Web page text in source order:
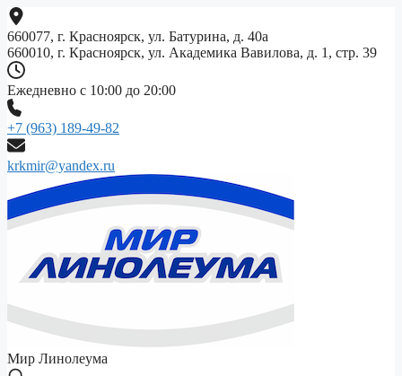
Перейти
к
содержимому
660077, г. Красноярск, ул. Батурина, д. 40а
660010, г. Красноярск, ул. Академика Вавилова, д. 1, стр. 39
Ежедневно с 10:00 до 20:00
+7 (963) 189-49-82
krkmir@yandex.ru
Мир Линолеума